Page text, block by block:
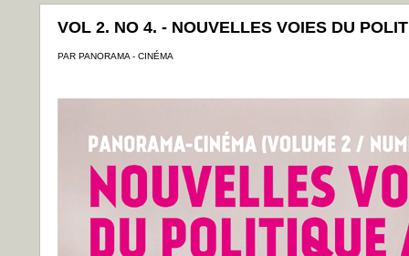
VOL 2. NO 4. - NOUVELLES VOIES DU
PAR PANORAMA - CINÉMA